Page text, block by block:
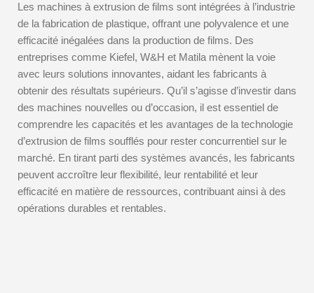
Les machines à extrusion de films sont intégrées à l’industrie
de la fabrication de plastique, offrant une polyvalence et une
efficacité inégalées dans la production de films. Des
entreprises comme Kiefel, W&H et Matila mènent la voie
avec leurs solutions innovantes, aidant les fabricants à
obtenir des résultats supérieurs. Qu’il s’agisse d’investir dans
des machines nouvelles ou d’occasion, il est essentiel de
comprendre les capacités et les avantages de la technologie
d’extrusion de films soufflés pour rester concurrentiel sur le
marché. En tirant parti des systèmes avancés, les fabricants
peuvent accroître leur flexibilité, leur rentabilité et leur
efficacité en matière de ressources, contribuant ainsi à des
opérations durables et rentables.